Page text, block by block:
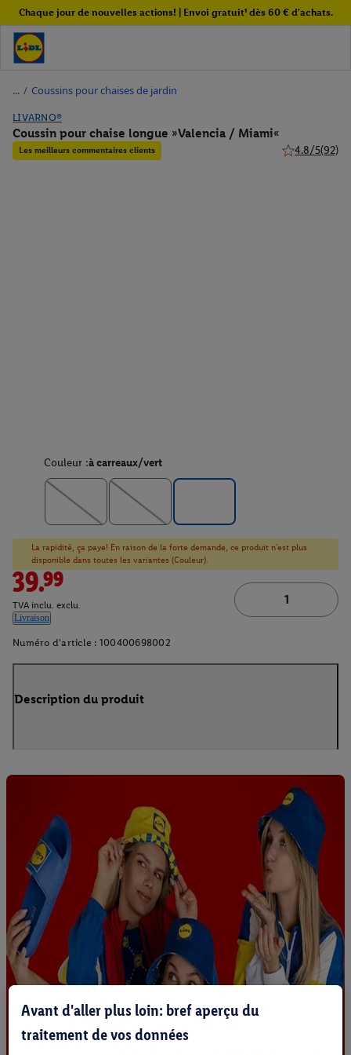
Chaque jour de nouvelles actions! | Envoi gratuit¹ dès 60 € d'achats.
/ Coussins pour chaises de jardin
LIVARNO®
Coussin pour chaise longue »Valencia / Miami«
Les meilleurs commentaires clients 4.8/5(92)
Couleur :à carreaux/vert
La rapidité, ça paye! En raison de la forte demande, ce produit n'est plus
disponible dans toutes les variantes (Couleur).
39.99
TVA inclu. exclu.
Livraison
Numéro d'article : 100400698002
Description du produit
Avant d'aller plus loin: bref aperçu du
traitement de vos données